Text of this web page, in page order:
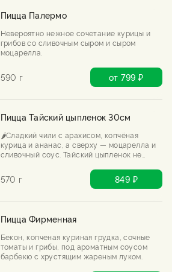
Пицца Палермо
Невероятно нежное сочетание курицы и
грибов со сливочным сыром и сыром
моцарелла.
590 г от 799 ₽
Пицца Тайский цыпленок 30см
🌶️Сладкий чили с арахисом, копчёная
курица и ананас, а сверху — моцарелла и
сливочный соус. Тайский цыпленок не
570 г 849 ₽
Пицца Фирменная
Бекон, копченая куриная грудка, сочные
томаты и грибы, под ароматным соусом
барбекю с хрустящим жареным луком.